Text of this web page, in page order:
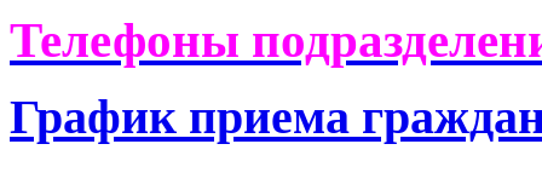
Телефоны
График приема